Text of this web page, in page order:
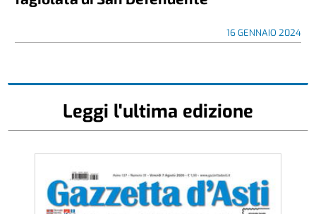
16 GENNAIO 2024
Leggi l'ultima edizione